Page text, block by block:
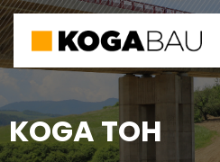
KOGA TOH